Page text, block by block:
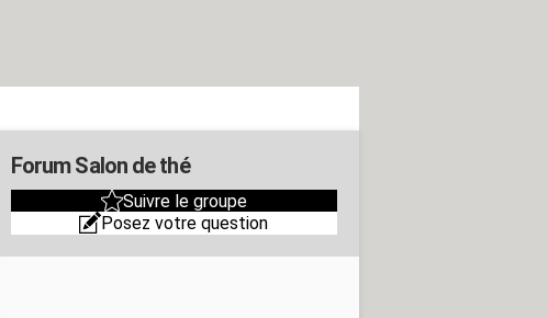
Forum Salon de thé
Suivre le groupe
Posez votre question